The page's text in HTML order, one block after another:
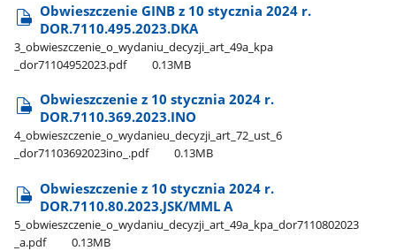
Obwieszczenie GINB z 10 stycznia 2024 r.
DOR.7110.495.2023.DKA
3​_obwieszczenie​_o​_wydaniu​_decyzji​_art​_49a​_kpa​
_dor71104952023.pdf
0.13MB
Obwieszczenie z 10 stycznia 2024 r.
DOR.7110.369.2023.INO
4​_obwieszczenie​_o​_wydanieu​_decyzji​_art​_72​_ust​_6​
_dor71103692023ino​_.pdf
0.13MB
Obwieszczenie z 10 stycznia 2024 r.
DOR.7110.80.2023.JSK/MML A
5​_obwieszczenie​_o​_wydaniu​_decyzji​_art​_49a​_kpa​_dor7110802023​
_a.pdf
0.13MB